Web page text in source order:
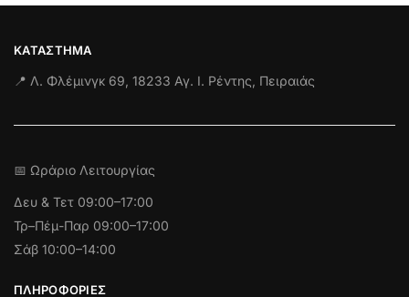
ΚΑΤΆΣΤΗΜΑ
📍 Λ. Φλέμινγκ 69, 18233 Αγ. Ι. Ρέντης, Πειραιάς
📅 Ωράριο Λειτουργίας
Δευ & Τετ 09:00–17:00
Τρ–Πέμ-Παρ 09:00–17:00
Σάβ 10:00–14:00
ΠΛΗΡΟΦΟΡΊΕΣ